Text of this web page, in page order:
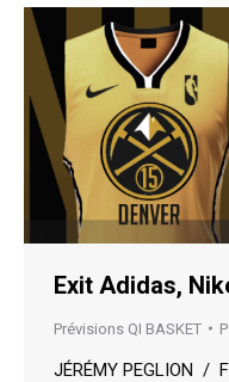
Exit Adidas,
Prévisions QI BASKET
JÉRÉMY PEGLION /